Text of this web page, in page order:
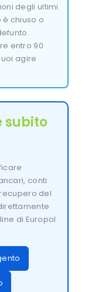
degli ultimi
è chiuso o
entro 90
agire
subito
conti
del
di Europol